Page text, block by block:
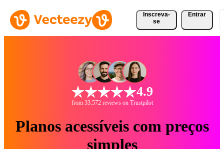
Inscreva-
se
Entrar
4.9
from 33.572 reviews on Trustpilot
Planos acessíveis com preços
simples